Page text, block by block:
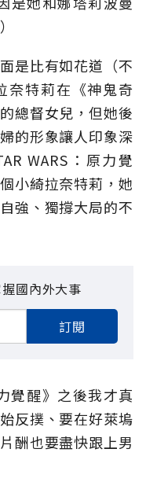
是比有如花道（不
奈特莉在《神鬼奇
總督女兒，但她後
的形象讓人印象深
WARS：原力覺
小綺拉奈特莉，她
強、獨撐大局的不
國內外大事
訂閱
覺醒》之後我才真
反撲、要在好萊塢
酬也要盡快跟上男